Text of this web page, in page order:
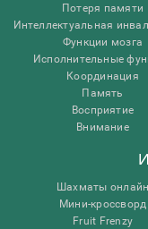
Потеря памяти
Интеллектуальная
Функции мозга
Исполнительные
Координация
Память
Восприятие
Внимание
Шахматы онлайн
Мини-кроссворд
Fruit Frenzy